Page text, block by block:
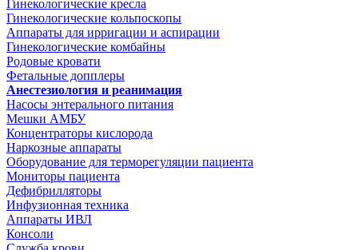
Гинекологические кресла
Гинекологические кольпоскопы
Аппараты для ирригации и аспирации
Гинекологические комбайны
Родовые кровати
Фетальные допплеры
Анестезиология и реанимация
Насосы энтерального питания
Мешки АМБУ
Концентраторы кислорода
Наркозные аппараты
Оборудование для терморегуляции пациента
Мониторы пациента
Дефибрилляторы
Инфузионная техника
Аппараты ИВЛ
Консоли